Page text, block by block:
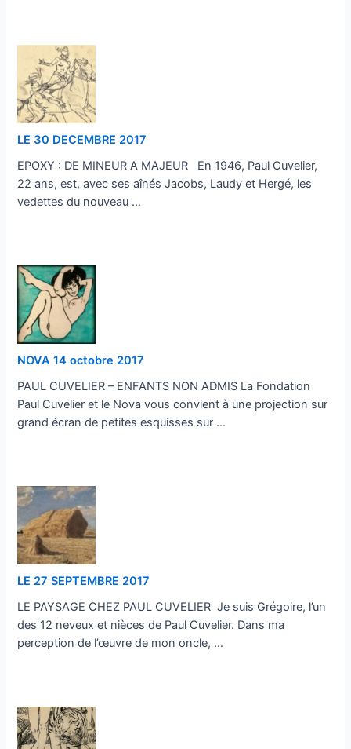
LE 30 DECEMBRE 2017
EPOXY : DE MINEUR A MAJEUR En 1946, Paul Cuvelier,
22 ans, est, avec ses aînés Jacobs, Laudy et Hergé, les
vedettes du nouveau …
NOVA 14 octobre 2017
PAUL CUVELIER – ENFANTS NON ADMIS La Fondation
Paul Cuvelier et le Nova vous convient à une projection sur
grand écran de petites esquisses sur …
LE 27 SEPTEMBRE 2017
LE PAYSAGE CHEZ PAUL CUVELIER Je suis Grégoire, l’un
des 12 neveux et nièces de Paul Cuvelier. Dans ma
perception de l’œuvre de mon oncle, …